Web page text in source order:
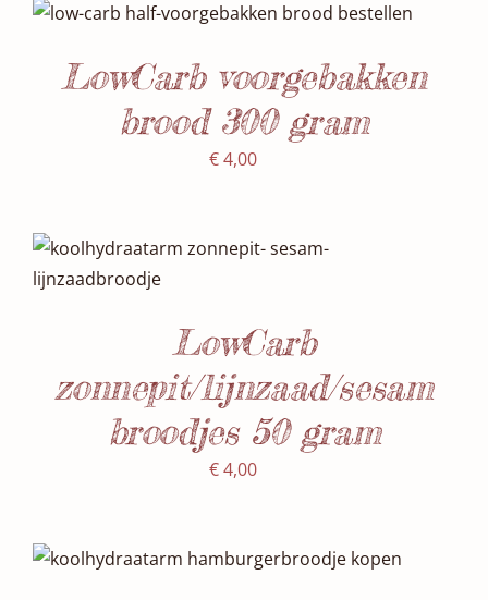
Waardering
5.00
SELECTEER DATUM(S)
/
LowCarb voorgebakken
brood 300 gram
€4,00
Waardering
SELECTEER DATUM(S)
DETAILS
LowCarb
zonnepit/lijnzaad/sesam
broodjes 50 gram
€4,00
SELECTEER DATUM(S)
/
DETAILS